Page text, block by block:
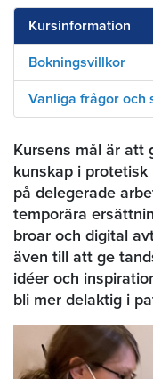
Kursinformation
Bokningsvillkor
Vanliga frågor och
Kursens mål är att
kunskap i
på delegerade
temporära
broar och digital
även till att ge
idéer och
bli mer delaktig i